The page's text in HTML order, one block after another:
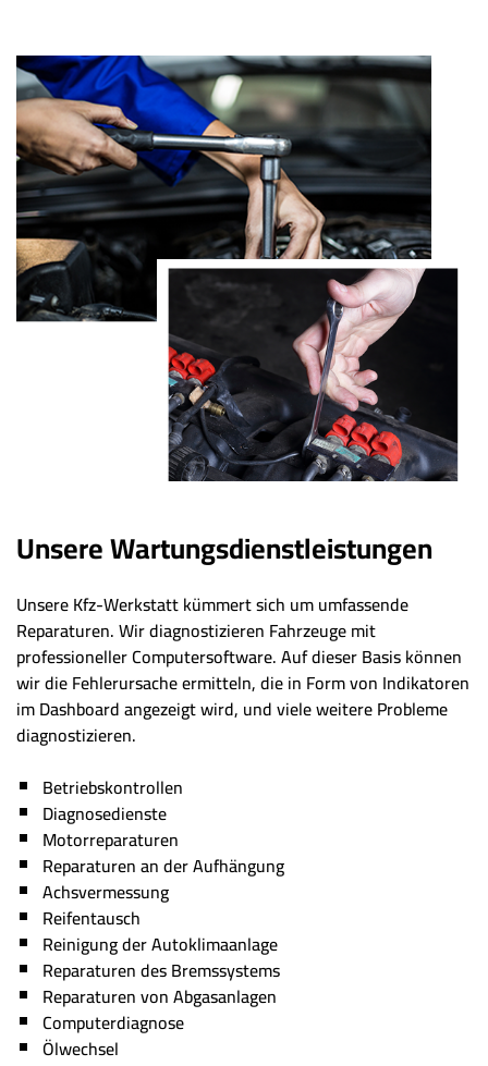
Unsere Wartungsdienstleistungen
Unsere Kfz-Werkstatt kümmert sich um umfassende
Reparaturen. Wir diagnostizieren Fahrzeuge mit
professioneller Computersoftware. Auf dieser Basis können
wir die Fehlerursache ermitteln, die in Form von Indikatoren
im Dashboard angezeigt wird, und viele weitere Probleme
diagnostizieren.
Betriebskontrollen
Diagnosedienste
Motorreparaturen
Reparaturen an der Aufhängung
Achsvermessung
Reifentausch
Reinigung der Autoklimaanlage
Reparaturen des Bremssystems
Reparaturen von Abgasanlagen
Computerdiagnose
Ölwechsel